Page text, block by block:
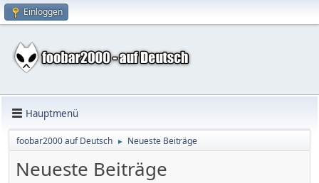
Einloggen
Hauptmenü
foobar2000 auf Deutsch ► Neueste Beiträge
Neueste Beiträge